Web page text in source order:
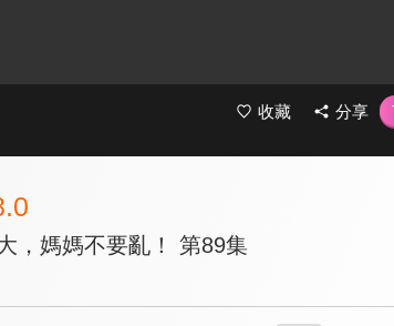
收藏 分享
，媽媽不要亂！ 第89集